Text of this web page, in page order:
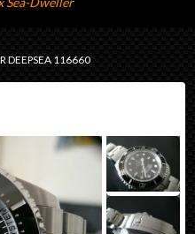
DEEPSEA 116660